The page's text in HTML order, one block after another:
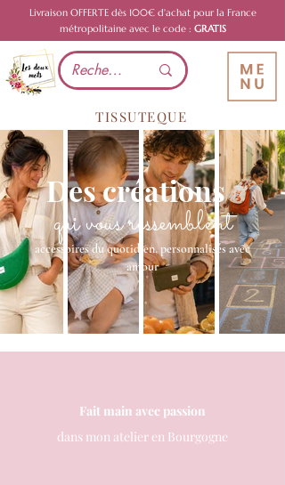
Livraison OFFERTE dès 100€ d'achat pour la France
métropolitaine avec le code : GRATIS
TISSUTEQUE
Des créations
qui vous ressemblent
accessoires du quotidien, personnalisés avec
amour
Fait main avec passion
dans mon atelier en Bourgogne